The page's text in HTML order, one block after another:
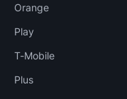
Orange
Play
T-Mobile
Plus